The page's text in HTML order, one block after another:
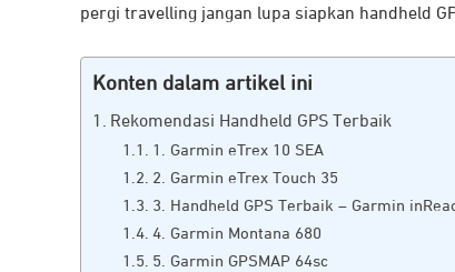
pergi travelling jangan lupa siapkan handheld
Konten dalam artikel ini
Rekomendasi Handheld GPS Terbaik
1. Garmin eTrex 10 SEA
2. Garmin eTrex Touch 35
3. Handheld GPS Terbaik – Garmin
4. Garmin Montana 680
5. Garmin GPSMAP 64sc